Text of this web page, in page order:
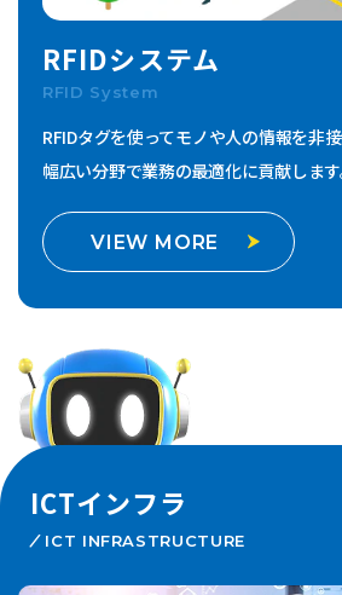
RFIDシステム
RFID System
RFIDタグを使ってモノや人の情報を非
幅広い分野で業務の最適化に貢献します
VIEW MORE
ICTインフラ
ICT INFRASTRUCTURE